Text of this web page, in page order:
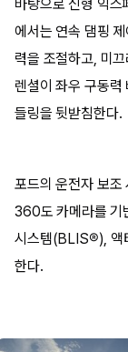
바탕으로 신형 익스
에서는 연속 댐핑
력을 조절하고, 미
렌셜이 좌우 구동력
들링을 뒷받침한다.
포드의 운전자 보
360도 카메라를 기
시스템(BLIS®), 액
한다.